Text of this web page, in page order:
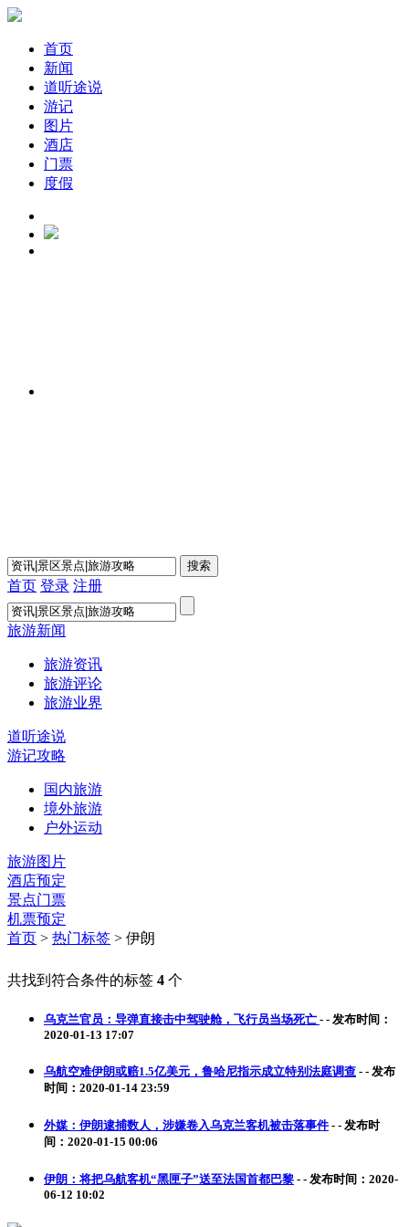
首页
新闻
道听途说
游记
图片
酒店
门票
度假
首页 登录 注册
旅游新闻
旅游资讯
旅游评论
旅游业界
道听途说
游记攻略
国内旅游
境外旅游
户外运动
旅游图片
酒店预定
景点门票
机票预定
首页 > 热门标签 > 伊朗
共找到符合条件的标签 4 个
乌克兰官员：导弹直接击中驾驶舱，飞行员当场死亡 - - 发布时间：
2020-01-13 17:07
乌航空难伊朗或赔1.5亿美元，鲁哈尼指示成立特别法庭调查 - - 发布
时间：2020-01-14 23:59
外媒：伊朗逮捕数人，涉嫌卷入乌克兰客机被击落事件 - - 发布时
间：2020-01-15 00:06
伊朗：将把乌航客机“黑匣子”送至法国首都巴黎 - - 发布时间：2020-
06-12 10:02